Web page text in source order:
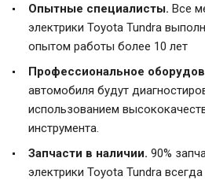
Опытные специалисты. Все
электрики Toyota Tundra
опытом работы более 10 лет
Профессиональное
автомобиля будут
использованием
инструмента.
Запчасти в наличии. 90%
электрики Toyota Tundra